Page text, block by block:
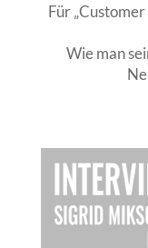
Für
Wie man